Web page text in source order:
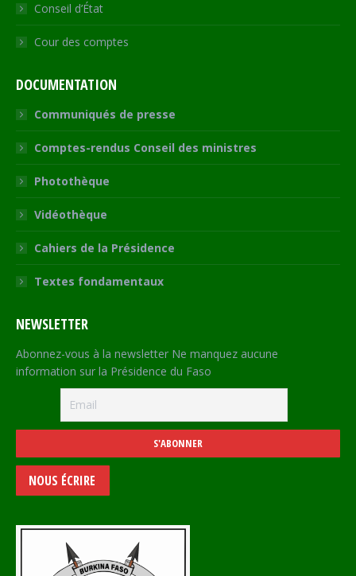
Conseil d’État
Cour des comptes
DOCUMENTATION
Communiqués de presse
Comptes-rendus Conseil des ministres
Photothèque
Vidéothèque
Cahiers de la Présidence
Textes fondamentaux
NEWSLETTER
Abonnez-vous à la newsletter Ne manquez aucune
information sur la Présidence du Faso
NOUS ÉCRIRE